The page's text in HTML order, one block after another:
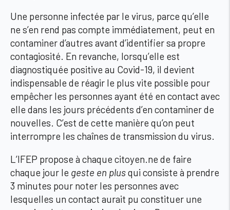
Une personne infectée par le virus, parce qu’elle
ne s’en rend pas compte immédiatement, peut en
contaminer d’autres avant d’identifier sa propre
contagiosité. En revanche, lorsqu’elle est
diagnostiquée positive au Covid-19, il devient
indispensable de réagir le plus vite possible pour
empêcher les personnes ayant été en contact avec
elle dans les jours précédents d’en contaminer de
nouvelles. C’est de cette manière qu’on peut
interrompre les chaînes de transmission du virus.
L’IFEP propose à chaque citoyen.ne de faire
chaque jour le geste en plusqui consiste à prendre
3 minutes pour noter les personnes avec
lesquelles un contact aurait pu constituer une